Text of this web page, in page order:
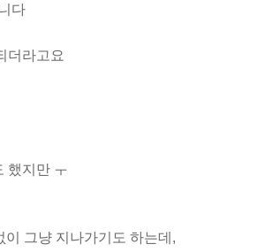
다
더라고요
했지만 ㅜ
그냥 지나가기도 하는데,